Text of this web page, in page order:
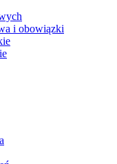
i obowiązki